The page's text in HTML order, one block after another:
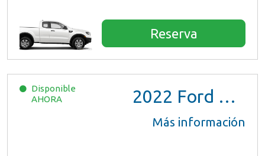
Reserva
Disponible
AHORA
2022 Ford Escape SE Hybrid
Más información